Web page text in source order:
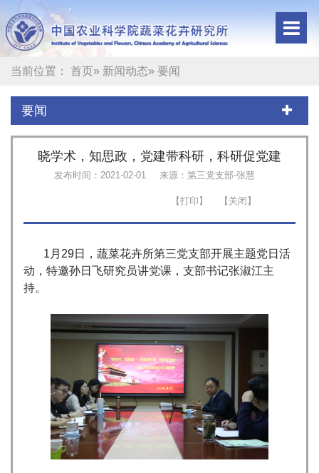
当前位置： 首页» 新闻动态» 要闻
要闻
晓学术，知思政，党建带科研，科研促党建
发布时间：2021-02-01 来源：第三党支部-张慧
1月29日，蔬菜花卉所第三党支部开展主题党日活
动，特邀孙日飞研究员讲党课，支部书记张淑江主
持。